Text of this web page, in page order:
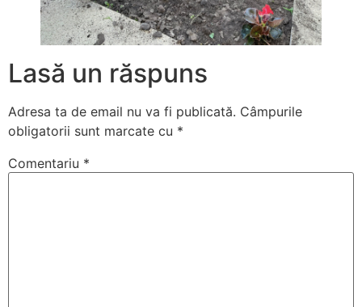
Lasă un răspuns
Adresa ta de email nu va fi publicată. Câmpurile
obligatorii sunt marcate cu *
Comentariu *